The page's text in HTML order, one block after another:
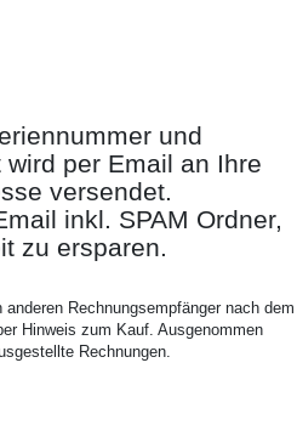
und
per Email an Ihre
versendet.
inkl. SPAM Ordner,
zu ersparen.
Rechnungsempfänger nach dem
Hinweis zum Kauf. Ausgenommen
Rechnungen.